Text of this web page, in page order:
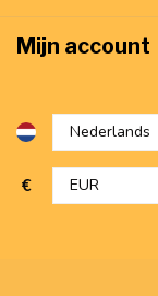
Mijn account
€